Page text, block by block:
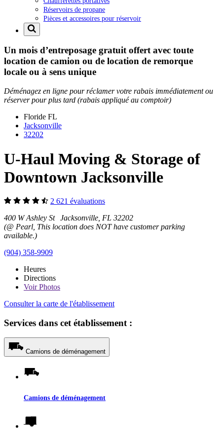
Réservoirs de propane
Pièces et accessoires pour réservoir
Un mois d’entreposage gratuit offert avec toute
location de camion ou de location de remorque
locale ou à sens unique
Déménagez en ligne pour réclamer votre rabais immédiatement ou
réserver pour plus tard (rabais appliqué au comptoir)
Floride FL
Jacksonville
32202
U-Haul Moving & Storage of
Downtown Jacksonville
2 621 évaluations
400 W Ashley St Jacksonville, FL 32202
(@ Pearl, This location does NOT have customer parking
available.)
(904) 358-9909
Heures
Directions
VoirPhotos
Consulter la carte de l'établissement
Services dans cet établissement :
Camions de déménagement
Camions de déménagement